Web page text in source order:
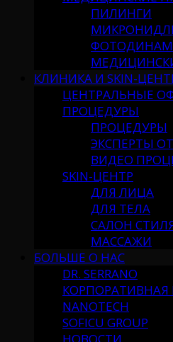
ПИЛИНГИ
КЛИНИКА И SKIN-
ЦЕНТРАЛЬНЫЕ
ПРОЦЕДУРЫ
ПРОЦЕДУРЫ
ЭКСПЕРТЫ
ВИДЕО
SKIN-ЦЕНТР
ДЛЯ ЛИЦА
ДЛЯ ТЕЛА
САЛОН
МАССАЖИ
БОЛЬШЕ О НАС
DR. SERRANO
NANOTECH
SOFICU GROUP